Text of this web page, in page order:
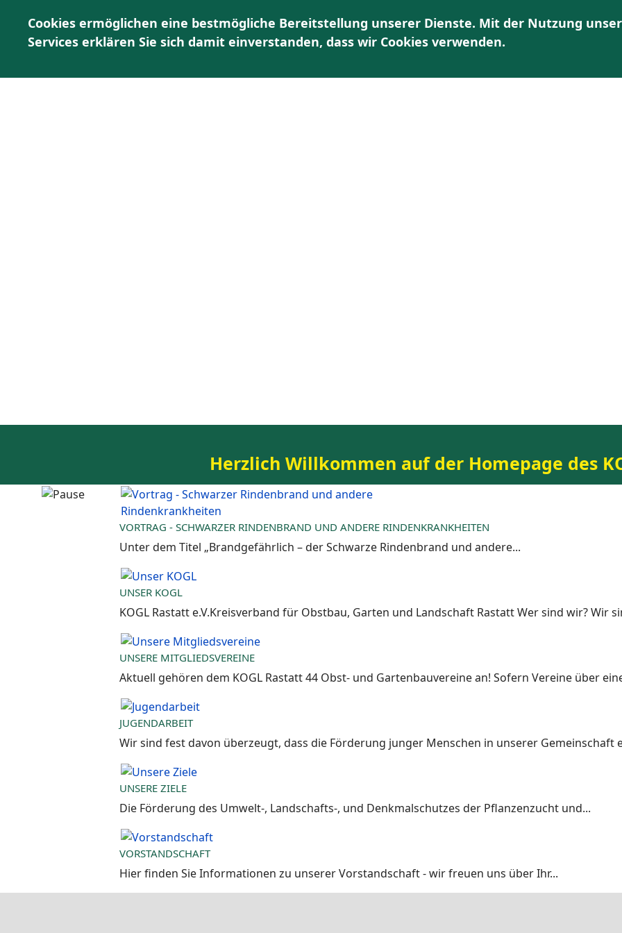
HOME ÜBER UNS AKTUELLES | TERMINE
Herzlich Willkommen auf der Homepage des
VORTRAG - SCHWARZER RINDENBRAND UND ANDERE RINDENKRANKHEITEN
Unter dem Titel „Brandgefährlich – der Schwarze Rindenbrand und andere...
UNSER KOGL
KOGL Rastatt e.V.Kreisverband für Obstbau, Garten und Landschaft Rastatt Wer sind wir? Wir
UNSERE MITGLIEDSVEREINE
Aktuell gehören dem KOGL Rastatt 44 Obst- und Gartenbauvereine an! Sofern Vereine über
JUGENDARBEIT
Wir sind fest davon überzeugt, dass die Förderung junger Menschen in unserer Gemeinschaft
UNSERE ZIELE
Die Förderung des Umwelt-, Landschafts-, und Denkmalschutzes der Pflanzenzucht und...
VORSTANDSCHAFT
Hier finden Sie Informationen zu unserer Vorstandschaft - wir freuen uns über Ihr...
Cookies ermöglichen eine bestmögliche Bereitstellung unserer Dienste. Mit der Nutzung
Services erklären Sie sich damit einverstanden, dass wir Cookies verwenden.